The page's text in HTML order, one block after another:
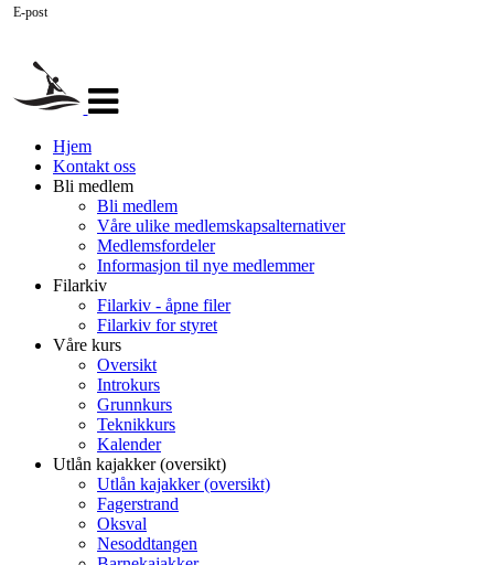
navigasjon
Hjem
Kontakt oss
Bli medlem
Bli medlem
Våre ulike medlemskapsalternativer
Medlemsfordeler
Informasjon til nye medlemmer
Filarkiv
Filarkiv - åpne filer
Filarkiv for styret
Våre kurs
Oversikt
Introkurs
Grunnkurs
Teknikkurs
Kalender
Utlån kajakker (oversikt)
Utlån kajakker (oversikt)
Fagerstrand
Oksval
Nesoddtangen
E-post